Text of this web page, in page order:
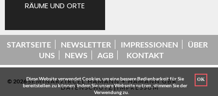
RÄUME UND ORTE
STARTSEITE NEWSLETTER IMPRESSIONEN
ÜBER
UNS
NEWS AGB KONTAKT
© 2026SEMINARZIRCEL HAMANN + HAMANN GBR
DATENSCHUTZ|IMPRESSUM
OK
Diese Website verwendet Cookies, um eine bessere Bedienbarkeit für Sie
bereitstellen zu können. Indem Sie unsere Webseite nutzen, stimmen Sie der
Verwendung zu.